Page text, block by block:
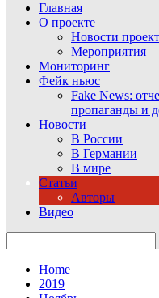
Главная
О проекте
Новости
Мероприятия
Мониторинг
Фейк ньюс
Fake News:
пропаганды и
Новости
В России
В Германии
В мире
Статьи
Авторы
Видео
for:
Home
2019